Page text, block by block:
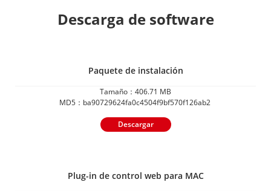
Descarga de software
Paquete de instalación
Tamaño：406.71 MB
MD5：ba90729624fa0c4504f9bf570f126ab2
Descargar
Plug-in de control web para MAC